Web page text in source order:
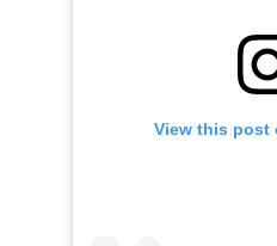
View this post